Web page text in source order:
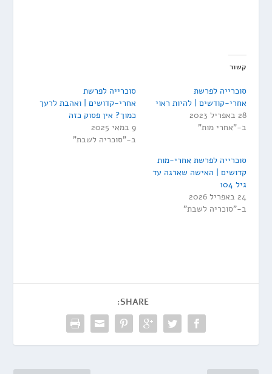
קשור
סוכרייה לפרשת
אחרי-קודשים | להיות ראוי
28 באפריל 2023
ב-"אחרי מות"
סוכרייה לפרשת
אחרי-קדושים | ואהבת לרעך
כמוך? אין פסוק כזה
9 במאי 2025
ב-"סוכריה לשבת"
סוכרייה לפרשת אחרי-מות
קדושים | האישה שארגה עד
גיל 104
24 באפריל 2026
ב-"סוכריה לשבת"
SHARE: